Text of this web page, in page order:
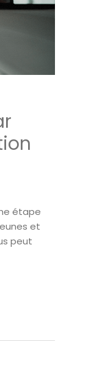
étape
et
peut